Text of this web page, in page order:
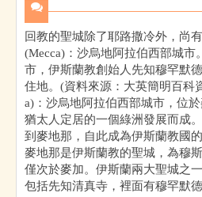
回教的聖城除了耶路撒冷外，尚
(Mecca)：沙烏地阿拉伯西部城市
市，伊斯蘭教創始人先知穆罕默
住地。(資料來源：大英簡明百科
a)：沙烏地阿拉伯西部城市，位
猶太人定居的一個綠洲發展而成
到麥地那，自此成為伊斯蘭教國
麥地那是伊斯蘭教的聖城，為穆
僅次於麥加。伊斯蘭兩大聖城之
包括先知清真寺，裡面有穆罕默德